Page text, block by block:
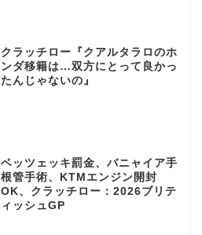
クラッチロー『クアルタラロのホ
ンダ移籍は…双方にとって良かっ
たんじゃないの』
ベッツェッキ罰金、バニャイア手
根管手術、KTMエンジン開封
OK、クラッチロー：2026ブリテ
ィッシュGP